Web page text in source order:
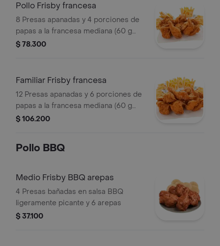
Pollo Frisby francesa
8 Presas apanadas y 4 porciones de
papas a la francesa mediana (60 g
und)
$ 78.300
Familiar Frisby francesa
12 Presas apanadas y 6 porciones de
papas a la francesa mediana (60 g
und)
$ 106.200
Pollo BBQ
Medio Frisby BBQ arepas
4 Presas bañadas en salsa BBQ
ligeramente picante y 6 arepas
$ 37.100